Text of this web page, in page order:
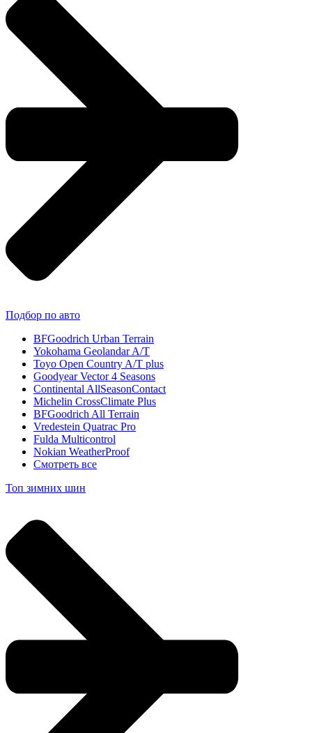
Подбор по авто
BFGoodrich Urban Terrain
Yokohama Geolandar A/T
Toyo Open Country A/T plus
Goodyear Vector 4 Seasons
Continental AllSeasonContact
Michelin CrossClimate Plus
BFGoodrich All Terrain
Vredestein Quatrac Pro
Fulda Multicontrol
Nokian WeatherProof
Смотреть все
Топ зимних шин